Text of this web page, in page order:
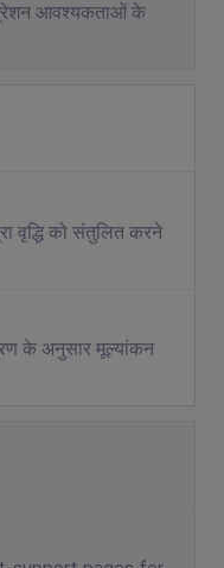
आवश्यकताओं के
वृद्धि को संतुलित करने
के अनुसार मूल्यांकन